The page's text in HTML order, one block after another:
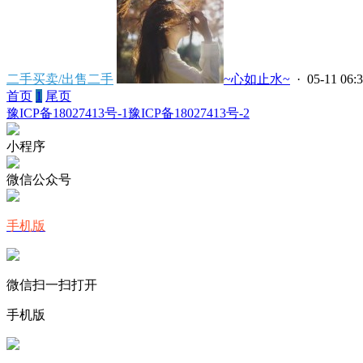
二手买卖/出售二手 ~心如止水~ · 05-11
首页 1 尾页
豫ICP备18027413号-1豫ICP备18027413号-2
小程序
微信公众号
手机版
微信扫一扫打开
手机版